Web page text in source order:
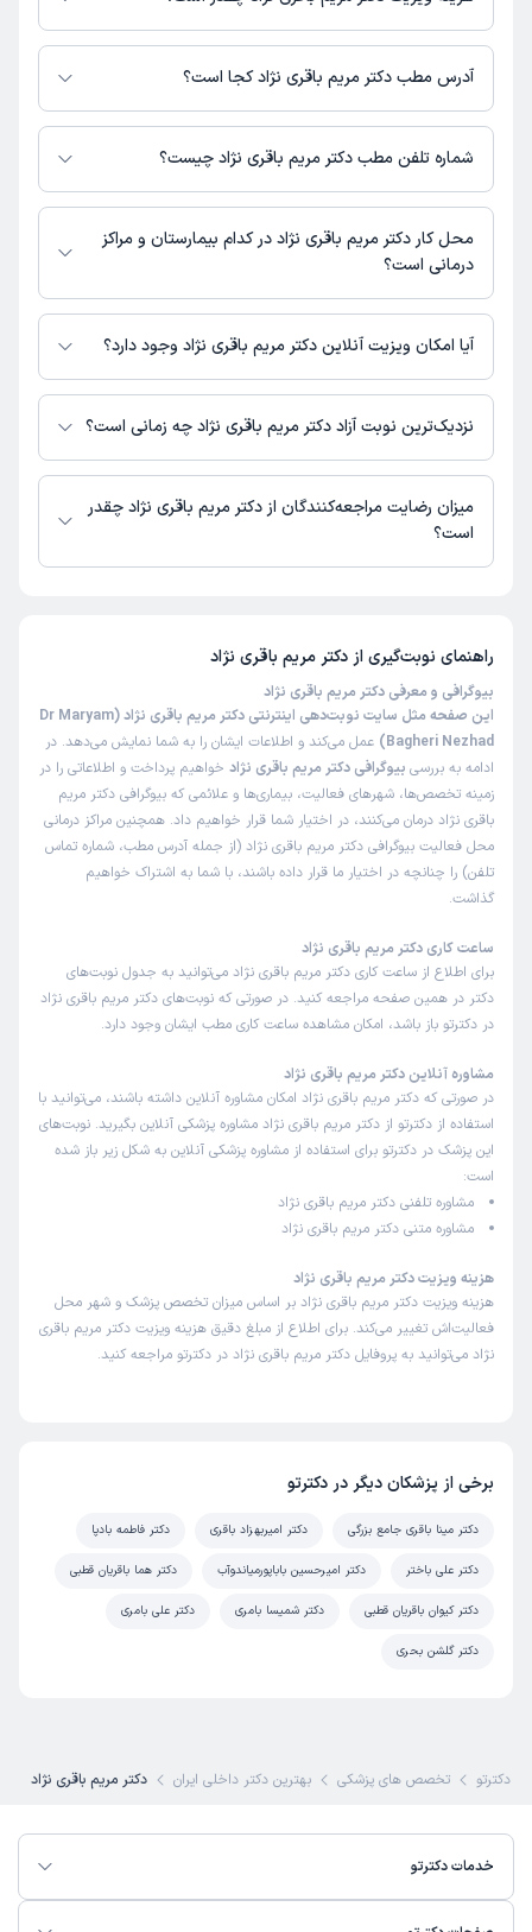
مبلغ ویزیت دکتر مریم باقری نژاد با توجه به نوع ویزیت تغییر می‌کند.
هزینه مشاوره پزشکی تلفنی: 200000 تومان
هزینه مشاوره پزشکی متنی: 200000 تومان
آدرس مطب دکتر مریم باقری نژاد کجا است؟
دکتر مریم باقری نژاد مطب فعالی ندارند و صرفا به صورت مشاوره‌ای بیماران را
ویزیت می‌کنند.
شماره تلفن مطب دکتر مریم باقری نژاد چیست؟
شماره تماس مطب دکتر مریم باقری نژاد در حال حاضر در این صفحه ثبت نشده
محل کار دکتر مریم باقری نژاد در کدام بیمارستان و مراکز
درمانی است؟
اطلاعاتی درباره محل فعالیت دکتر مریم باقری نژاد در مراکز درمانی در دسترس
نیست.
آیا امکان ویزیت آنلاین دکتر مریم باقری نژاد وجود دارد؟
در حال حاضر دکتر مریم باقری نژاد مشاوره پزشکی آنلاین به صورت تلفنی و
متنی دارند.
نزدیک‌ترین نوبت آزاد دکتر مریم باقری نژاد چه زمانی است؟
دکتر مریم باقری نژاد از روز یکشنبه 18 مرداد 1405 بیمار جدید می‌پذیرند.
میزان رضایت مراجعه‌کنندگان از دکتر مریم باقری نژاد چقدر
است؟
راهنمای نوبت‌گیری از دکتر مریم باقری نژاد
بیوگرافی و معرفی دکتر مریم باقری نژاد
این صفحه مثل سایت نوبت‌دهی اینترنتی دکتر مریم باقری نژاد (Dr Maryam
Bagheri Nezhad)
عمل می‌کند و اطلاعات ایشان را به شما نمایش می‌دهد. در
ادامه به بررسی بیوگرافی دکتر مریم باقری نژاد خواهیم پرداخت و اطلاعاتی را در
زمینه تخصص‌ها، شهرهای فعالیت، بیماری‌ها و علائمی که بیوگرافی دکتر مریم
باقری نژاد درمان می‌کنند، در اختیار شما قرار خواهیم داد. همچنین مراکز درمانی
محل فعالیت بیوگرافی دکتر مریم باقری نژاد (از جمله آدرس مطب، شماره تماس
تلفن) را چنانچه در اختیار ما قرار داده باشند، با شما به اشتراک خواهیم
گذاشت.
ساعت کاری دکتر مریم باقری نژاد
برای اطلاع از ساعت کاری دکتر مریم باقری نژاد می‌توانید به جدول نوبت‌های
دکتر در همین صفحه مراجعه کنید. در صورتی که نوبت‌های دکتر مریم باقری نژاد
در دکترتو باز باشد، امکان مشاهده ساعت کاری مطب ایشان وجود دارد.
مشاوره آنلاین دکتر مریم باقری نژاد
در صورتی که دکتر مریم باقری نژاد امکان مشاوره آنلاین داشته باشند، می‌توانید با
استفاده از دکترتو از دکتر مریم باقری نژاد مشاوره پزشکی آنلاین بگیرید. نوبت‌های
این پزشک در دکترتو برای استفاده از مشاوره پزشکی آنلاین به شکل زیر باز شده
است:
مشاوره تلفنی دکتر مریم باقری نژاد
مشاوره متنی دکتر مریم باقری نژاد
هزینه ویزیت دکتر مریم باقری نژاد
هزینه ویزیت دکتر مریم باقری نژاد بر اساس میزان تخصص پزشک و شهر محل
فعالیت‌اش تغییر می‌کند. برای اطلاع از مبلغ دقیق هزینه ویزیت دکتر مریم باقری
نژاد می‌توانید به پروفایل دکتر مریم باقری نژاد در دکترتو مراجعه کنید.
برخی از پزشکان دیگر در دکترتو
دکتر مینا باقری جامع بزرگی دکتر امیربهزاد باقری دکتر فاطمه بادپا
دکتر علی باختر دکتر امیرحسین باباپورمیاندوآب دکتر هما باقریان قطبی
دکتر کیوان باقریان قطبی دکتر شمیسا بامری دکتر علی بامری
دکتر گلشن بحری
دکترتو تخصص های پزشکی بهترین دکتر داخلی ایران دکتر مریم باقری نژاد
خدمات دکترتو